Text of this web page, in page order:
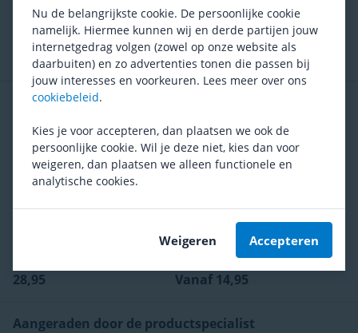
bieden: als ze tijd hebben, wordt er gelijk
gemonteerd. Hier word ik blij van!
Zeer klantvriendelijke medewerkers
Vaak samen gekocht
28,95
Road Cruiser
(19)
Adviesprijs24,90
Vanaf 14,95
Aangeraden door de productspecialist
Nu de belangrijkste cookie. De persoonlijke cookie
namelijk. Hiermee kunnen wij en derde partijen jouw
internetgedrag volgen (zowel op onze website als
daarbuiten) en zo advertenties tonen die passen bij
jouw interesses en voorkeuren. Lees meer over ons
cookiebeleid.
Kies je voor accepteren, dan plaatsen we ook de
persoonlijke cookie. Wil je deze niet, kies dan voor
weigeren, dan plaatsen we alleen functionele en
analytische cookies.
Weigeren Accepteren